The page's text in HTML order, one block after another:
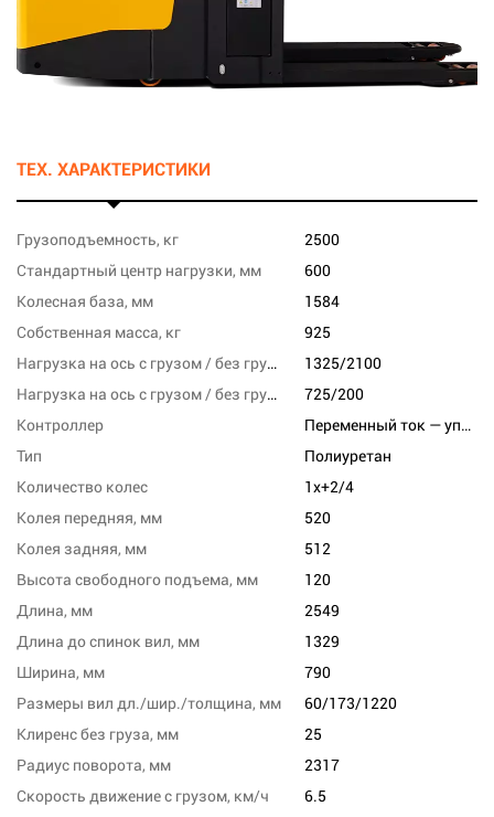
ТЕХ. ХАРАКТЕРИСТИКИ
Грузоподъемность, кг
2500
Стандартный центр нагрузки, мм
600
Колесная база, мм
1584
Собственная масса, кг
925
Нагрузка на ось с грузом / без груза, переднюю, кг
1325/2100
Нагрузка на ось с грузом / без груза, заднюю, кг
725/200
Контроллер
Переменный ток — управления скоростью
Тип
Полиуретан
Количество колес
1x+2/4
Колея передняя, мм
520
Колея задняя, мм
512
Высота свободного подъема, мм
120
Длина, мм
2549
Длина до спинок вил, мм
1329
Ширина, мм
790
Размеры вил дл./шир./толщина, мм
60/173/1220
Клиренс без груза, мм
25
Радиус поворота, мм
2317
Скорость движение с грузом, км/ч
6.5